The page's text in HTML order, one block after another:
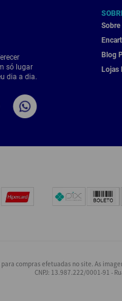
só lugar
dia a dia.
Sobre
Blog
Lojas
compras efetuadas no site. As
CNPJ: 13.987.222/0001-91 -